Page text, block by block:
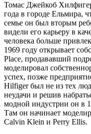
Томас Джейкоб
года в городе Ельмира,
семье он был вторым
видели его карьеру в
человека больше
1969 году открывает
Place, продававший
моделировал
успех, позже
Hilfiger был не из тех
неудачи и решив
модной индустрии он в
Там он начинает
Calvin Klein и Perry Ellis.